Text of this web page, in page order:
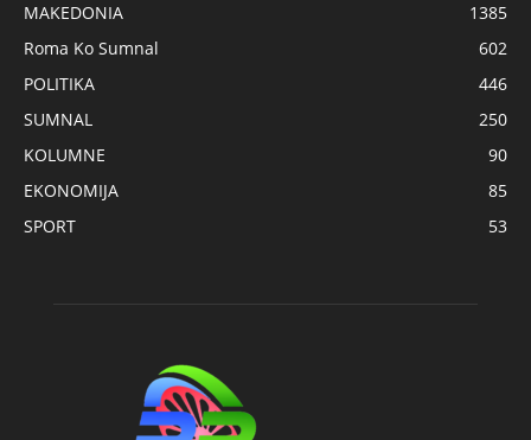
MAKEDONIA
1385
Roma Ko Sumnal
602
POLITIKA
446
SUMNAL
250
KOLUMNE
90
EKONOMIJA
85
SPORT
53